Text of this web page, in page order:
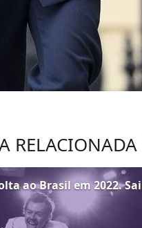
RELACIONADA
ao Brasil em 2022.